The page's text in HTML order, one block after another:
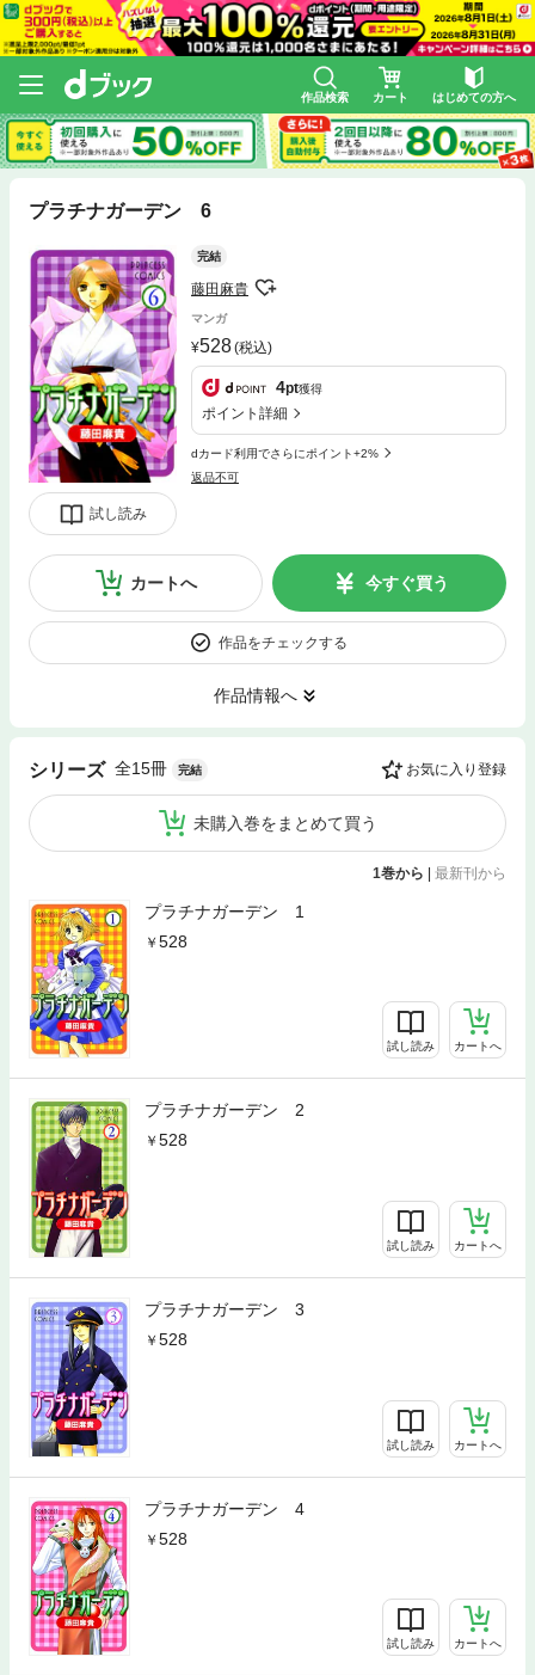
作品検索 カート はじめての方へ
プラチナガーデン 6
試し読み
完結
藤田麻貴
マンガ
528(税込)
4pt獲得
ポイント詳細
dカード利用でさらにポイント+2%
返品不可
カートへ 今すぐ買う
作品をチェックする
作品情報へ
シリーズ 全15冊 完結 お気に入り登録
未購入巻をまとめて買う
1巻から | 最新刊から
プラチナガーデン 1
528
試し読み カートへ
プラチナガーデン 2
528
試し読み カートへ
プラチナガーデン 3
528
試し読み カートへ
プラチナガーデン 4
528
試し読み カートへ